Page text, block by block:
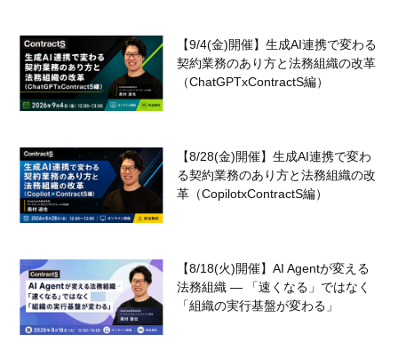
【9/4(金)開催】生成AI連携で変わる
契約業務のあり方と法務組織の改革
（ChatGPTxContractS編）
【8/28(金)開催】生成AI連携で変わ
る契約業務のあり方と法務組織の改
革（CopilotxContractS編）
【8/18(火)開催】AI Agentが変える
法務組織 — 「速くなる」ではなく
「組織の実行基盤が変わる」